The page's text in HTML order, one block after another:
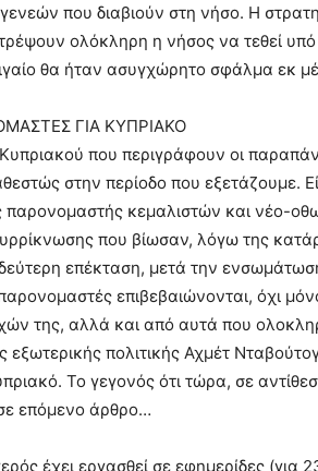
που διαβιούν στη νήσο. Η
ολόκληρη η νήσος να τεθεί
θα ήταν ασυγχώρητο σφάλμα εκ
ΓΙΑ ΚΥΠΡΙΑΚΟ
που περιγράφουν οι
στην περίοδο που εξετάζουμε.
παρονομαστής κεμαλιστών και νέο-
που βίωσαν, λόγω της
επέκταση, μετά την
παρονομαστές επιβεβαιώνονται, όχι
της, αλλά και από αυτά που
εξωτερικής πολιτικής Αχμέτ
Το γεγονός ότι τώρα, σε
επόμενο άρθρο…
έχει εργασθεί σε εφημερίδες (για